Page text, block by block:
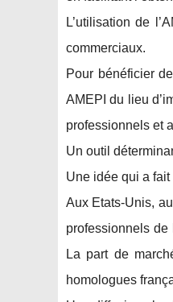
L’utilisation de
commerciaux.
Pour bénéficier
AMEPI du lieu
professionnels et
Un outil
Une idée qui a
Aux Etats-Unis,
professionnels de
La part de
homologues